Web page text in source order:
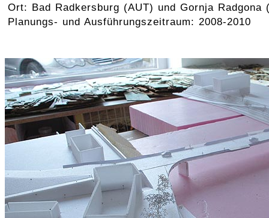
Ort: Bad Radkersburg (AUT) und Gornja Radgona
Planungs- und Ausführungszeitraum: 2008-2010